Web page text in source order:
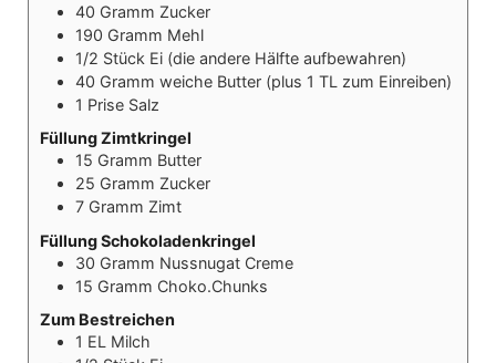
40 Gramm Zucker
190 Gramm Mehl
1/2 Stück Ei (die andere Hälfte aufbewahren)
40 Gramm weiche Butter (plus 1 TL zum Einreiben)
1 Prise Salz
Füllung Zimtkringel
15 Gramm Butter
25 Gramm Zucker
7 Gramm Zimt
Füllung Schokoladenkringel
30 Gramm Nussnugat Creme
15 Gramm Choko.Chunks
Zum Bestreichen
1 EL Milch